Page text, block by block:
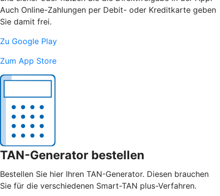
Auch Online-Zahlungen per Debit- oder Kreditkarte geben
Sie damit frei.
Zu Google Play
Zum App Store
TAN-Generator bestellen
Bestellen Sie hier Ihren TAN-Generator. Diesen brauchen
Sie für die verschiedenen Smart-TAN plus-Verfahren.